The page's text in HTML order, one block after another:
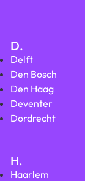
D.
Delft
Den Bosch
Den Haag
Deventer
Dordrecht
H.
Haarlem